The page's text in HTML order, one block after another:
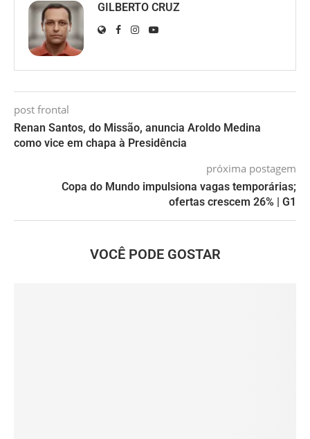
GILBERTO CRUZ
post frontal
Renan Santos, do Missão, anuncia Aroldo Medina
como vice em chapa à Presidência
próxima postagem
Copa do Mundo impulsiona vagas temporárias;
ofertas crescem 26% | G1
VOCÊ PODE GOSTAR